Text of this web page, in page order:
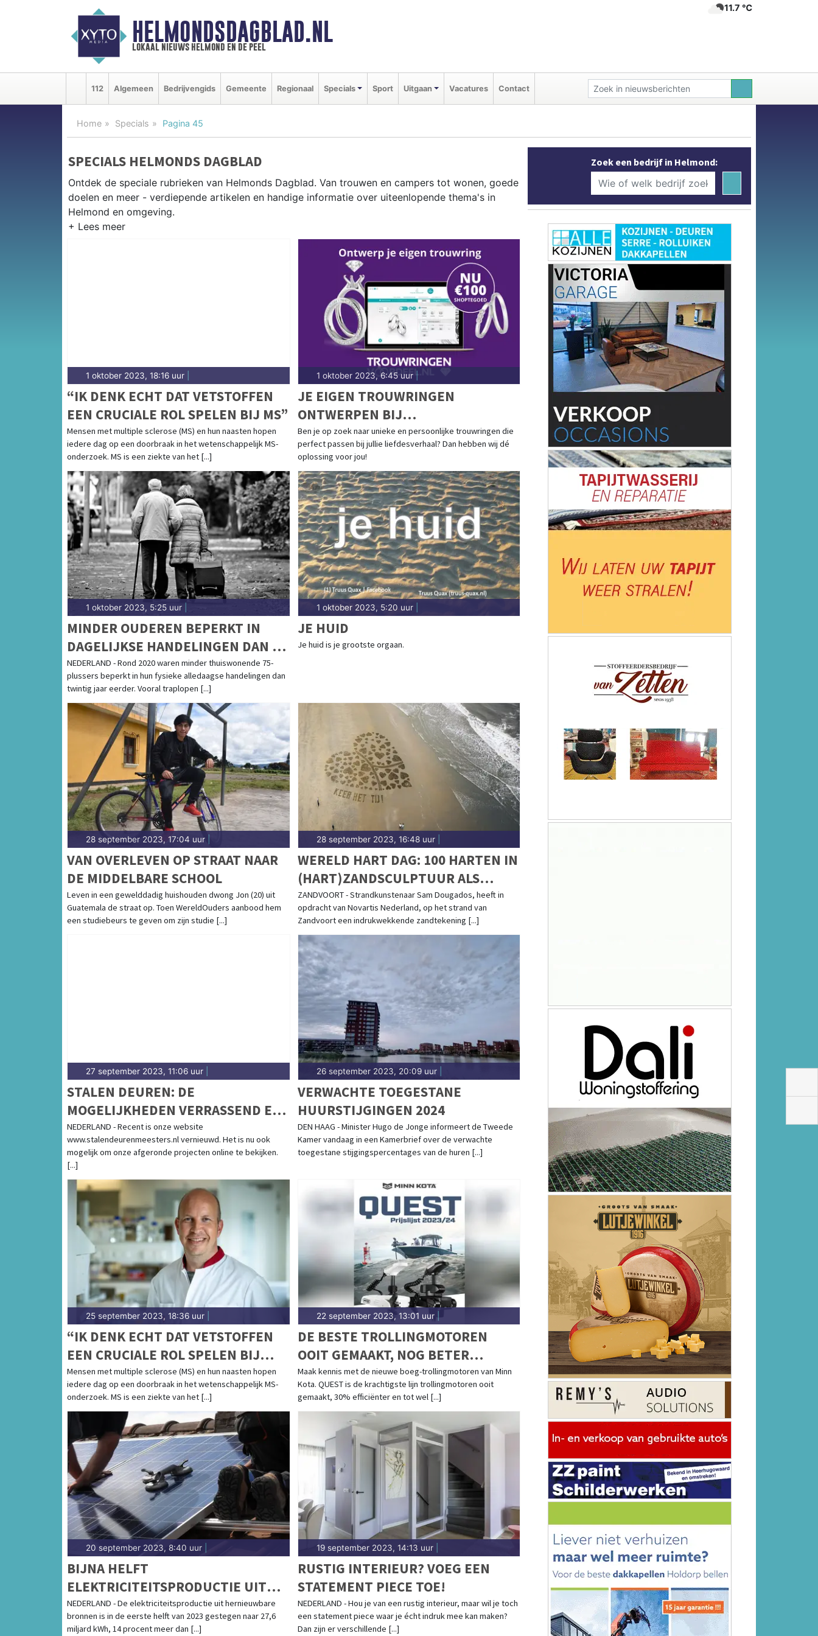
HELMONDSDAGBLAD.NL
lokaal nieuws helmond en de peel
11.7 ℃
112 Algemeen Bedrijvengids Gemeente Regionaal Specials Sport Uitgaan Vacatures Contact
Home Specials Pagina 45
SPECIALS HELMONDS DAGBLAD
Ontdek de speciale rubrieken van Helmonds Dagblad. Van trouwen en campers tot wonen, goede
doelen en meer - verdiepende artikelen en handige informatie over uiteenlopende thema's in
Helmond en omgeving.
1 oktober 2023, 18:16 uur
“IK DENK ECHT DAT VETSTOFFEN
EEN CRUCIALE ROL SPELEN BIJ MS”
Mensen met multiple sclerose (MS) en hun naasten hopen
iedere dag op een doorbraak in het wetenschappelijk MS-
onderzoek. MS is een ziekte van het [...]
1 oktober 2023, 6:45 uur|
JE EIGEN TROUWRINGEN
ONTWERPEN BIJ
TROUWRINGENVOORDEEL.NL MET
100 EURO SHOPTEGOED
Ben je op zoek naar unieke en persoonlijke trouwringen die
perfect passen bij jullie liefdesverhaal? Dan hebben wij dé
oplossing voor jou!
1 oktober 2023, 5:25 uur
MINDER OUDEREN BEPERKT IN
DAGELIJKSE HANDELINGEN DAN 20
JAAR GELEDEN
NEDERLAND - Rond 2020 waren minder thuiswonende 75-
plussers beperkt in hun fysieke alledaagse handelingen dan
twintig jaar eerder. Vooral traplopen [...]
1 oktober 2023, 5:20 uur|
JE HUID
Je huid is je grootste orgaan.
28 september 2023, 17:04 uur
VAN OVERLEVEN OP STRAAT NAAR
DE MIDDELBARE SCHOOL
Leven in een gewelddadig huishouden dwong Jon (20) uit
Guatemala de straat op. Toen WereldOuders aanbood hem
een studiebeurs te geven om zijn studie [...]
28 september 2023, 16:48 uur|
WERELD HART DAG: 100 HARTEN IN
(HART)ZANDSCULPTUUR ALS
SYMBOOL VOOR IMPACT HART- EN
VAATZIEKTEN IN NEDERLAND
ZANDVOORT - Strandkunstenaar Sam Dougados, heeft in
opdracht van Novartis Nederland, op het strand van
Zandvoort een indrukwekkende zandtekening [...]
27 september 2023, 11:06 uur
STALEN DEUREN: DE
MOGELIJKHEDEN VERRASSEND EN
HET WOONGENOT VERBLUFFEND
NEDERLAND - Recent is onze website
www.stalendeurenmeesters.nl vernieuwd. Het is nu ook
mogelijk om onze afgeronde projecten online te bekijken.
[...]
26 september 2023, 20:09 uur|
VERWACHTE TOEGESTANE
HUURSTIJGINGEN 2024
DEN HAAG - Minister Hugo de Jonge informeert de Tweede
Kamer vandaag in een Kamerbrief over de verwachte
toegestane stijgingspercentages van de huren [...]
25 september 2023, 18:36 uur
“IK DENK ECHT DAT VETSTOFFEN
EEN CRUCIALE ROL SPELEN BIJ
MS.”
Mensen met multiple sclerose (MS) en hun naasten hopen
iedere dag op een doorbraak in het wetenschappelijk MS-
onderzoek. MS is een ziekte van het [...]
22 september 2023, 13:01 uur|
DE BESTE TROLLINGMOTOREN
OOIT GEMAAKT, NOG BETER
GEMAAKT
Maak kennis met de nieuwe boeg-trollingmotoren van Minn
Kota. QUEST is de krachtigste lijn trollingmotoren ooit
gemaakt, 30% efficiënter en tot wel [...]
20 september 2023, 8:40 uur
BIJNA HELFT
ELEKTRICITEITSPRODUCTIE UIT
HERNIEUWBARE BRONNEN
NEDERLAND - De elektriciteitsproductie uit hernieuwbare
bronnen is in de eerste helft van 2023 gestegen naar 27,6
miljard kWh, 14 procent meer dan [...]
19 september 2023, 14:13 uur|
RUSTIG INTERIEUR? VOEG EEN
STATEMENT PIECE TOE!
NEDERLAND - Hou je van een rustig interieur, maar wil je toch
een statement piece waar je écht indruk mee kan maken?
Dan zijn er verschillende [...]
Zoek een bedrijf in Helmond: